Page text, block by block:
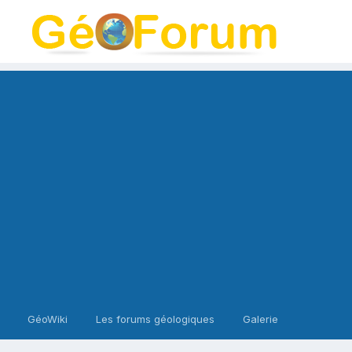
GéoWiki Les forums géologiques Galerie